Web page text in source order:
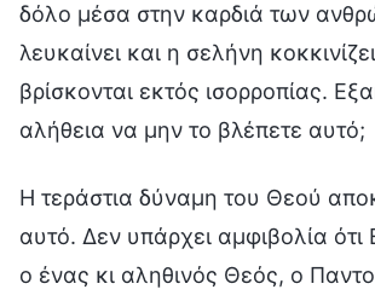
δόλο μέσα στην καρδιά των
λευκαίνει και η σελήνη
βρίσκονται εκτός ισορροπίας.
αλήθεια να μην το βλέπετε αυτό;
Η τεράστια δύναμη του Θεού
αυτό. Δεν υπάρχει αμφιβολία ότι
ο ένας κι αληθινός Θεός, ο